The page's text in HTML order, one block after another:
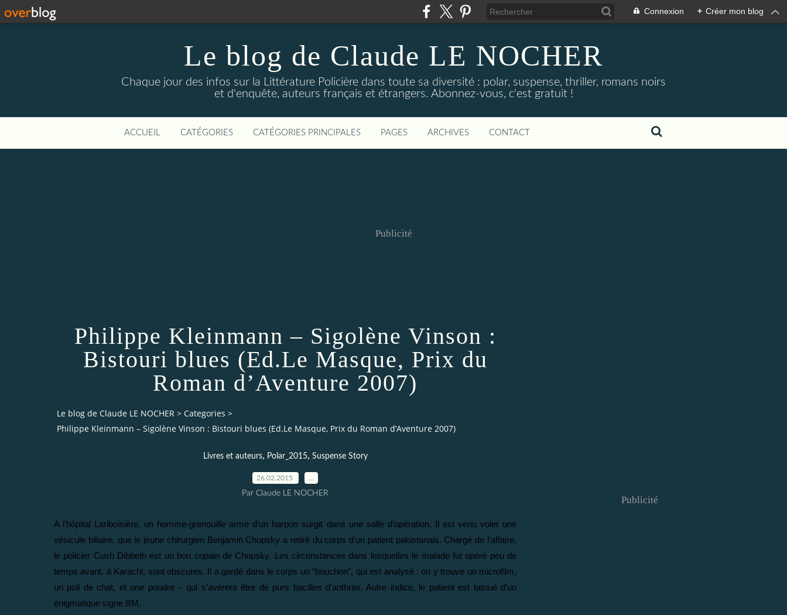
Connexion + Créer mon blog
Le blog de Claude LE NOCHER
Chaque jour des infos sur la Littérature Policière dans toute sa diversité : polar, suspense, thriller, romans noirs
et d'enquête, auteurs français et étrangers. Abonnez-vous, c'est gratuit !
ACCUEIL CATÉGORIES CATÉGORIES PRINCIPALES PAGES ARCHIVES CONTACT
Publicité
Philippe Kleinmann – Sigolène Vinson :
Bistouri blues (Ed.Le Masque, Prix du
Roman d’Aventure 2007)
Le blog de Claude LE NOCHER > Categories >
Philippe Kleinmann – Sigolène Vinson : Bistouri blues (Ed.Le Masque, Prix du Roman d’Aventure 2007)
Livres et auteurs, Polar_2015, Suspense Story
26.02.2015
Par Claude LE NOCHER
A l’hôpital Lariboisière, un homme-grenouille armé d’un harpon surgit dans une salle d’opération. Il est venu voler une
vésicule biliaire, que le jeune chirurgien Benjamin Chopsky a retiré du corps d’un patient pakistanais. Chargé de l’affaire,
le policier Cush Dibbeth est un bon copain de Chopsky. Les circonstances dans lesquelles le malade fut opéré peu de
temps avant, à Karachi, sont obscures. Il a gardé dans le corps un “bouchon”, qui est analysé : on y trouve un microfilm,
un poil de chat, et une poudre – qui s’avérera être de purs bacilles d’anthrax. Autre indice, le patient est tatoué d’un
énigmatique signe BM.
Publicité